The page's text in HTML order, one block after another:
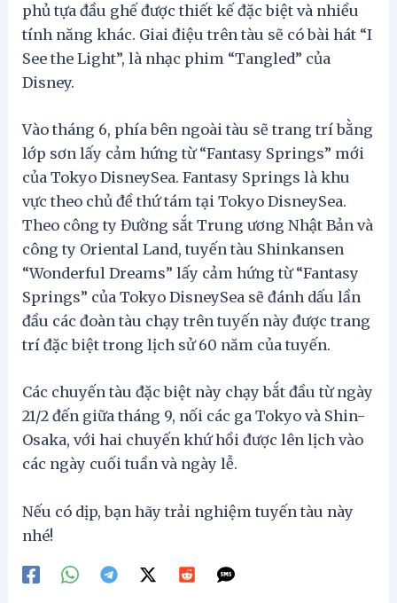
phủ tựa đầu ghế được thiết kế đặc biệt và nhiều
tính năng khác. Giai điệu trên tàu sẽ có bài hát “I
See the Light”, là nhạc phim “Tangled” của
Disney.
Vào tháng 6, phía bên ngoài tàu sẽ trang trí bằng
lớp sơn lấy cảm hứng từ “Fantasy Springs” mới
của Tokyo DisneySea. Fantasy Springs là khu
vực theo chủ đề thứ tám tại Tokyo DisneySea.
Theo công ty Đường sắt Trung ương Nhật Bản và
công ty Oriental Land, tuyến tàu Shinkansen
“Wonderful Dreams” lấy cảm hứng từ “Fantasy
Springs” của Tokyo DisneySea sẽ đánh dấu lần
đầu các đoàn tàu chạy trên tuyến này được trang
trí đặc biệt trong lịch sử 60 năm của tuyến.
Các chuyến tàu đặc biệt này chạy bắt đầu từ ngày
21/2 đến giữa tháng 9, nối các ga Tokyo và Shin-
Osaka, với hai chuyến khứ hồi được lên lịch vào
các ngày cuối tuần và ngày lễ.
Nếu có dịp, bạn hãy trải nghiệm tuyến tàu này
nhé!